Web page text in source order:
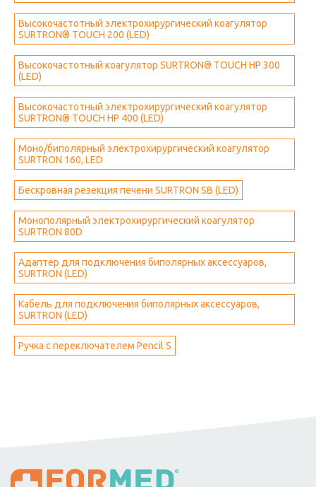
Высокочастотный электрохирургический коагулятор
SURTRON® TOUCH 200 (LED)
Высокочастотный коагулятор SURTRON® TOUCH HP 300
(LED)
Высокочастотный электрохирургический коагулятор
SURTRON® TOUCH HP 400 (LED)
Моно/биполярный электрохирургический коагулятор
SURTRON 160, LED
Бескровная резекция печени SURTRON SB (LED)
Монополярный электрохирургический коагулятор
SURTRON 80D
Адаптер для подключения биполярных аксессуаров,
SURTRON (LED)
Кабель для подключения биполярных аксессуаров,
SURTRON (LED)
Ручка с переключателем Pencil S